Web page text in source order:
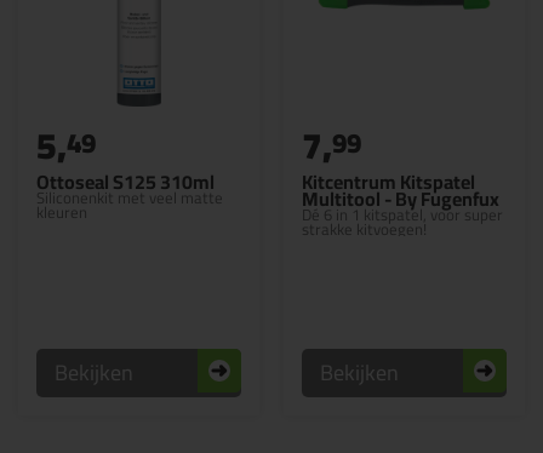
Ottoseal S125 310ml
Siliconenkit met veel matte
kleuren
5,49
Bekijken
Kitcentrum Kitspatel
Multitool - By Fugenfux
Dé 6 in 1 kitspatel, voor super
strakke kitvoegen!
7,99
Bekijken